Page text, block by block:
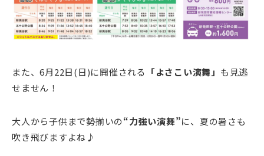
また、6月22日(日)に開催される 「よさこい演舞」 も見逃
せません！
大人から子供まで勢揃いの“力強い演舞”に、夏の暑さも
吹き飛びますよね♪